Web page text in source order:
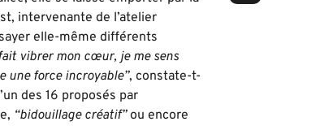
intervenante de l’atelier
elle-même différents
vibrer mon cœur, je me sens
une force incroyable”, constate-t-
des 16 proposés par
“bidouillage créatif”ou encore